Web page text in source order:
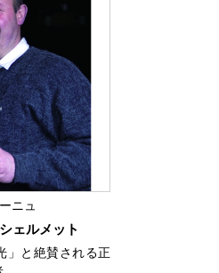
ニュ
ェルメット
」と絶賛される正